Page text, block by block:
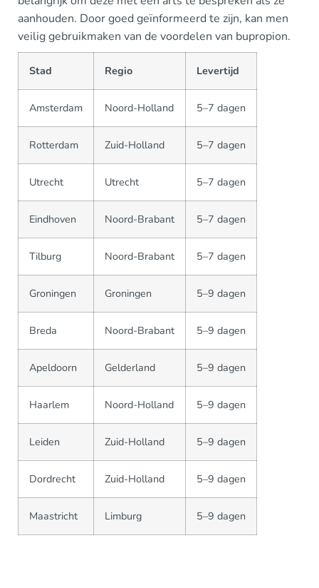
aanhouden. Door goed geïnformeerd te zijn, kan men
veilig gebruikmaken van de voordelen van bupropion.
Stad Regio Levertijd
Amsterdam Noord-Holland 5–7 dagen
Rotterdam Zuid-Holland 5–7 dagen
Utrecht Utrecht 5–7 dagen
Eindhoven Noord-Brabant 5–7 dagen
Tilburg Noord-Brabant 5–7 dagen
Groningen Groningen 5–9 dagen
Breda Noord-Brabant 5–9 dagen
Apeldoorn Gelderland 5–9 dagen
Haarlem Noord-Holland 5–9 dagen
Leiden Zuid-Holland 5–9 dagen
Dordrecht Zuid-Holland 5–9 dagen
Maastricht Limburg 5–9 dagen